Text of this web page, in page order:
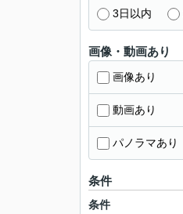
3日以内
画像・動画あり
画像あり
動画あり
パノラマあり
条件
条件